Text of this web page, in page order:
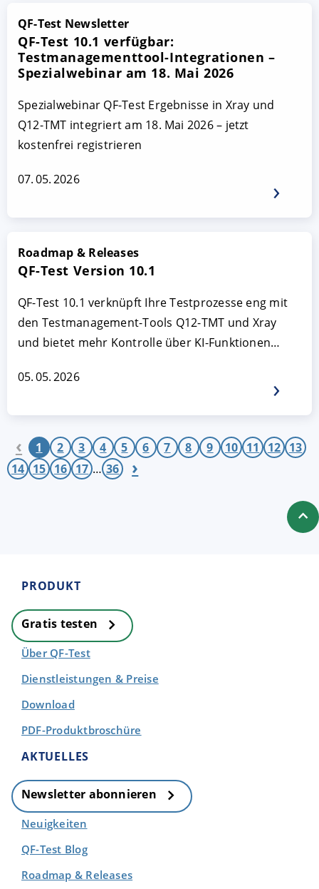
QF-Test Newsletter
QF-Test 10.1 verfügbar:
Testmanagementtool-Integrationen –
Spezialwebinar am 18. Mai 2026
Spezialwebinar QF-Test Ergebnisse in Xray und
Q12-TMT integriert am 18. Mai 2026 – jetzt
kostenfrei registrieren
07. 05. 2026
Roadmap & Releases
QF-Test Version 10.1
QF-Test 10.1 verknüpft Ihre Testprozesse eng mit
den Testmanagement-Tools Q12-TMT und Xray
und bietet mehr Kontrolle über KI-Funktionen…
05. 05. 2026
‹ 1 2 3 4 5 6 7 8 9 10 11 12 13
14 15 16 17 … 36 ›
PRODUKT
Gratis testen
Über QF-Test
Dienstleistungen & Preise
Download
PDF-Produktbroschüre
AKTUELLES
Newsletter abonnieren
Neuigkeiten
QF-Test Blog
Roadmap & Releases